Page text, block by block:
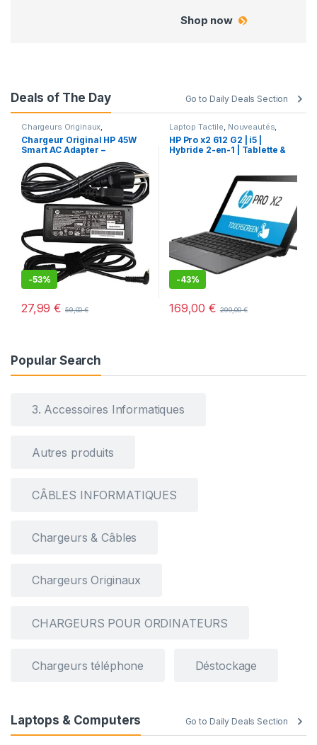
Shop now
Deals of The Day Go to Daily Deals Section
Chargeurs Originaux,
CHARGEURS POUR
ORDINATEURS
Chargeur Original HP 45W
Smart AC Adapter –
Adaptateur Secteur avec
Câble d’Alimentation
-53%
27,99€ 59,00€
Laptop Tactile, Nouveautés,
Offres spéciales, Ordinateurs
HP,ORDINATEURS PORTABLES
Ordinateurs portables
d’occasion
HP Pro x2 612 G2 | i5 |
Hybride 2-en-1 | Tablette &
-43%
169,00€ 299,00€
Popular Search
3. Accessoires Informatiques
Autres produits
CÂBLES INFORMATIQUES
Chargeurs & Câbles
Chargeurs Originaux
CHARGEURS POUR ORDINATEURS
Chargeurs téléphone Déstockage
Laptops & Computers Go to Daily Deals Section